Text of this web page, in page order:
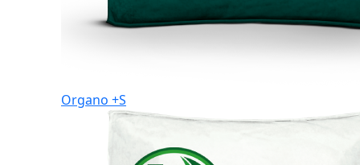
Organo +S